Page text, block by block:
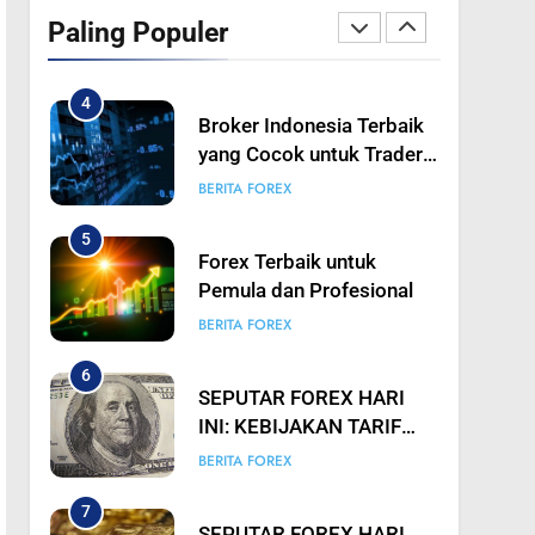
Paling Populer2026: Konsisten Naik atau
Turun? Analisis Mendalam
4
Broker Indonesia Terbaik
yang Cocok untuk Trader
Pemula hingga
BERITA FOREX
5
Forex Terbaik untuk
Pemula dan Profesional
BERITA FOREX
6
SEPUTAR FOREX HARI
INI: KEBIJAKAN TARIF
TRUMP TIDAK
BERITA FOREX
7